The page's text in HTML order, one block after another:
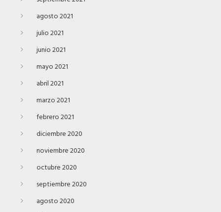
agosto 2021
julio 2021
junio 2021
mayo 2021
abril 2021
marzo 2021
febrero 2021
diciembre 2020
noviembre 2020
octubre 2020
septiembre 2020
agosto 2020